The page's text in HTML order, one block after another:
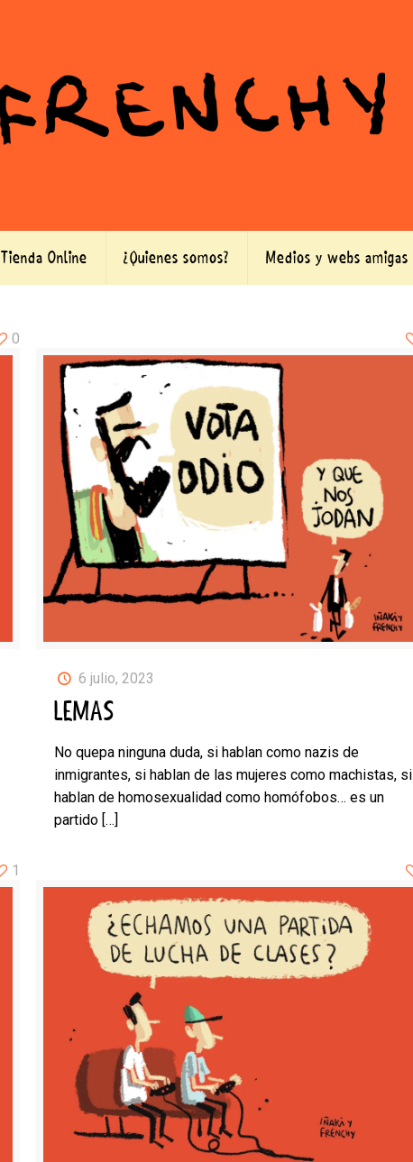
Tienda Online ¿Quienes somos? Medios y webs amigas
0
6 julio, 2023
LEMAS
No quepa ninguna duda, si hablan como nazis de
inmigrantes, si hablan de las mujeres como machistas, si
hablan de homosexualidad como homófobos… es un
partido […]
1